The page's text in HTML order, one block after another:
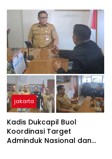
Keras
jakarta
Kadis Dukcapil Buol
Koordinasi Target
Adminduk Nasional dan